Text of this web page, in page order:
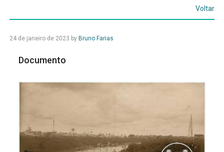
Voltar
24 de janeiro de 2023 by Bruno Farias
Documento